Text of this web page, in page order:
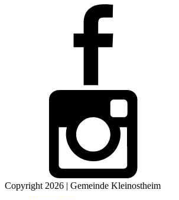
Copyright 2026 | Gemeinde Kleinostheim